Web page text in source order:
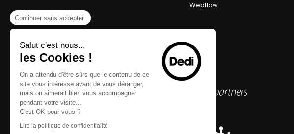
Webflow
Continuer sans accepter
Salut c'est nous...
les Cookies !
On a attendu d'être sûrs que le contenu de ce
site vous intéresse avant de vous déranger,
mais on aimerait bien vous accompagner
pendant votre visite...
C'est OK pour vous ?
Lire la politique de confidentialité